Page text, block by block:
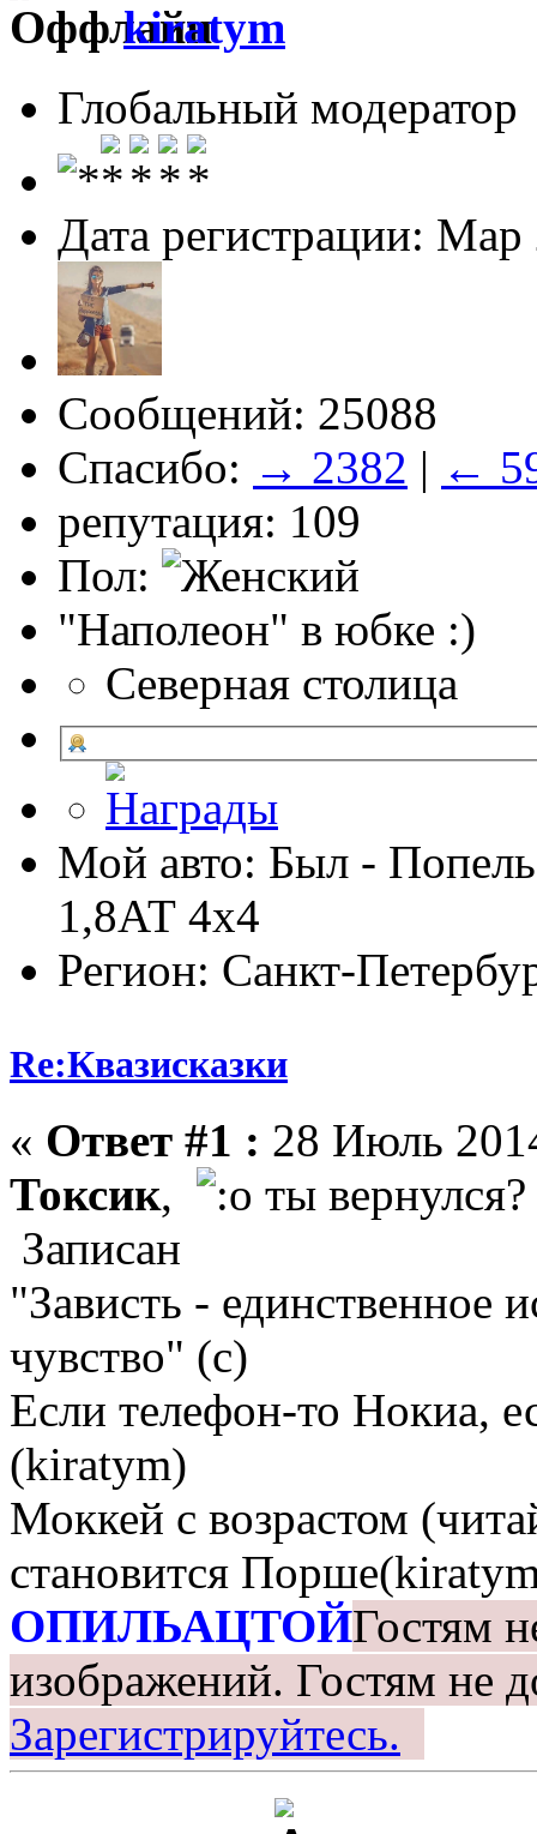
kiratym
Глобальный модератор
Дата регистрации: Мар
Сообщений: 25088
Спасибо: → 2382 | ←
репутация: 109
Пол:
"Наполеон" в юбке :)
Северная столица
Мой авто: Был -
1,8АТ 4х4
Регион: Санкт-
Re:Квазисказки
« Ответ #1 : 28 Июль
Токсик,
ты
Записан
"Зависть - единственное
чувство" (с)
Если телефон-то Нокиа,
(kiratym)
Моккей с возрастом
становится
ОПИЛЬАЦТОЙГостям
изображений. Гостям не
Зарегистрируйтесь.